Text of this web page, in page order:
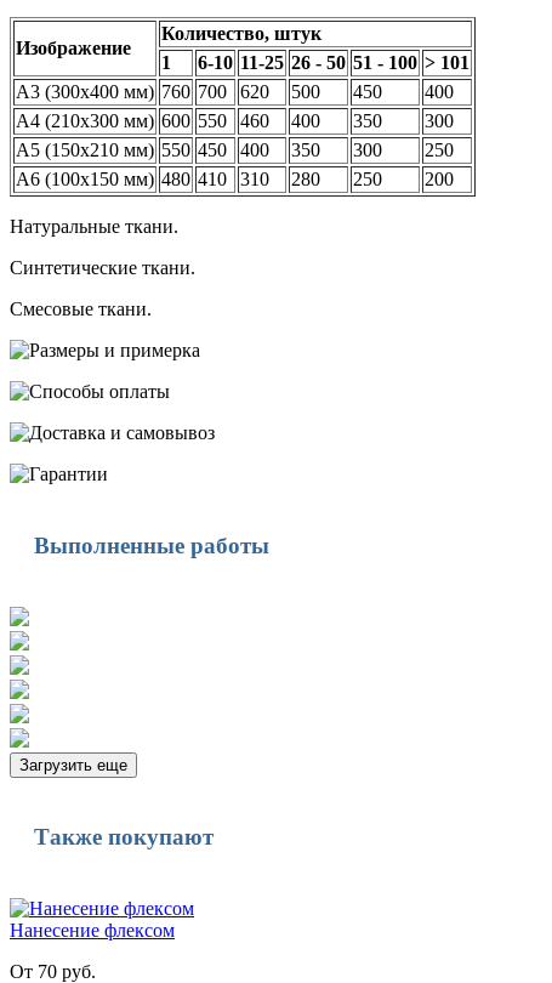
Изображение
Количество, штук
1
6-10 11-25 26 - 50 51 - 100 > 101
А3 (300х400 мм) 760 700 620 500 450
400
А4 (210х300 мм) 600 550 460 400 350
300
А5 (150х210 мм) 550 450 400 350 300
250
А6 (100х150 мм) 480 410 310 280 250 200
Натуральные ткани.
Синтетические ткани.
Смесовые ткани.
Выполненные работы
Загрузить еще
Также покупают
Нанесение флексом
От 70 руб.